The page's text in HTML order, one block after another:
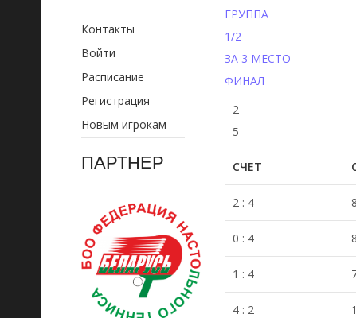
ГРУППА
1/2
ЗА 3 МЕСТО
ФИНАЛ
2
5
СЧЕТ
2 : 4
0 : 4
1 : 4
4 : 2
Контакты
Войти
Расписание
Регистрация
Новым игрокам
ПАРТНЕР